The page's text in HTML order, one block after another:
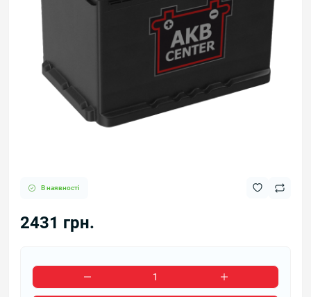
В наявності
2431 грн.